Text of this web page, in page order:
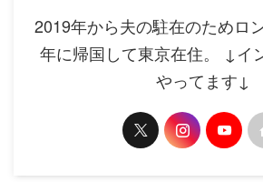
2019年から夫の駐在のためロ
年に帰国して東京在住。 ↓イ
やってます↓